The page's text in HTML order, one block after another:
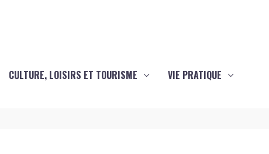
CULTURE, LOISIRS ET TOURISME VIE PRATIQUE